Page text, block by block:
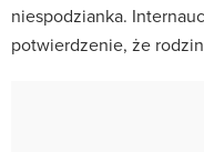
niespodzianka.
potwierdzenie, że